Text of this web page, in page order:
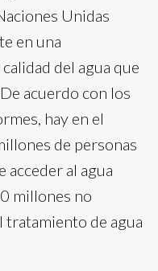
Unidas
en una
del agua que
acuerdo con los
hay en el
de personas
acceder al agua
millones no
tratamiento de agua